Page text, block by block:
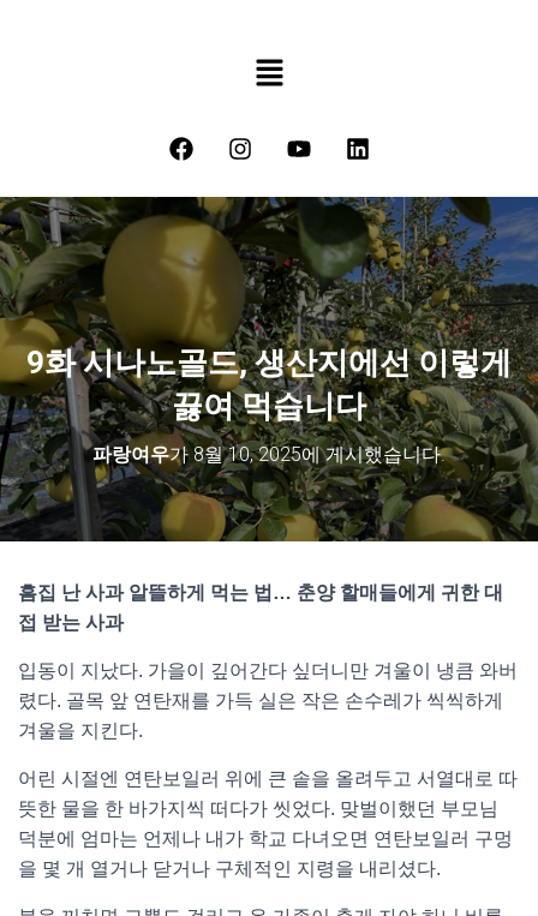
9화 시나노골드, 생산지에선 이렇게
끓여 먹습니다
파랑여우가8월 10, 2025에 게시했습니다.
흠집 난 사과 알뜰하게 먹는 법… 춘양 할매들에게 귀한 대
접 받는 사과
입동이 지났다. 가을이 깊어간다 싶더니만 겨울이 냉큼 와버
렸다. 골목 앞 연탄재를 가득 실은 작은 손수레가 씩씩하게
겨울을 지킨다.
어린 시절엔 연탄보일러 위에 큰 솥을 올려두고 서열대로 따
뜻한 물을 한 바가지씩 떠다가 씻었다. 맞벌이했던 부모님
덕분에 엄마는 언제나 내가 학교 다녀오면 연탄보일러 구멍
을 몇 개 열거나 닫거나 구체적인 지령을 내리셨다.